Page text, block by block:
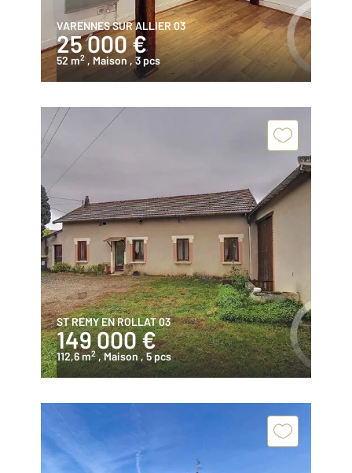
VARENNES SUR ALLIER 03
25 000 €
52 m2 , Maison, 3 pcs
ST REMY EN ROLLAT 03
149 000 €
112,6 m2 , Maison, 5 pcs